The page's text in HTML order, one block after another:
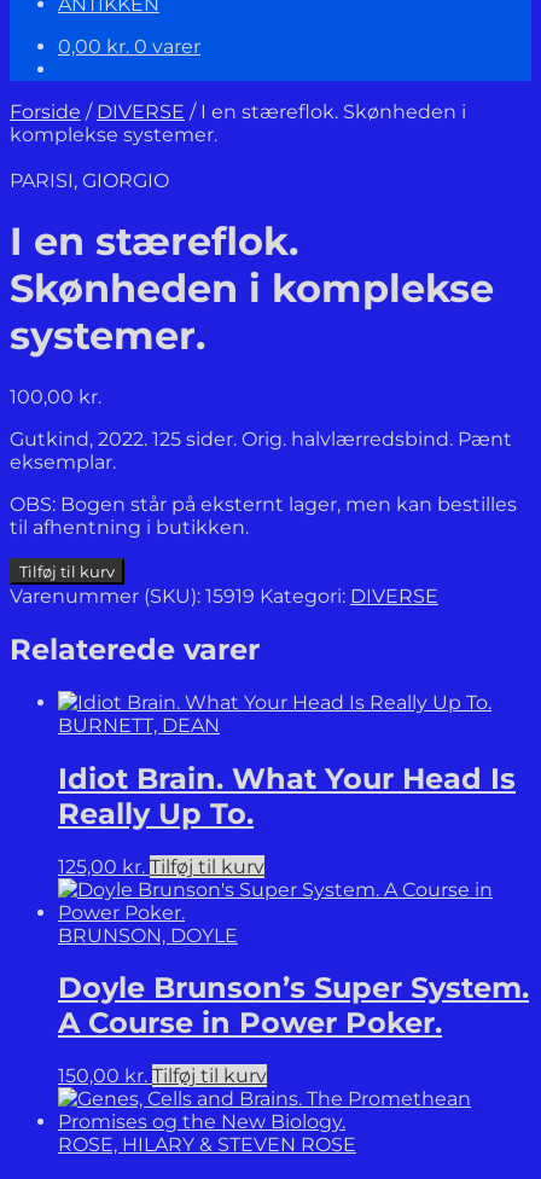
0,00 kr. 0 varer
Forside / DIVERSE / I en stæreflok. Skønheden i
komplekse systemer.
PARISI, GIORGIO
I en stæreflok.
Skønheden i komplekse
systemer.
100,00 kr.
Gutkind, 2022. 125 sider. Orig. halvlærredsbind. Pænt
eksemplar.
OBS: Bogen står på eksternt lager, men kan bestilles
til afhentning i butikken.
en
Skønheden
i
systemer.
Tilføj til kurv
Varenummer (SKU): 15919 Kategori: DIVERSE
Relaterede varer
BURNETT, DEAN
Idiot Brain. What Your Head Is
Really Up To.
125,00 kr. Tilføj til kurv
BRUNSON, DOYLE
Doyle Brunson’s Super System.
A Course in Power Poker.
150,00 kr. Tilføj til kurv
ROSE, HILARY & STEVEN ROSE